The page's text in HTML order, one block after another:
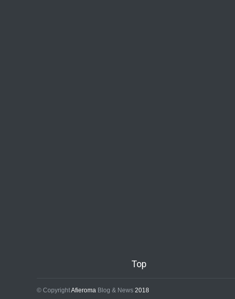
Top
© CopyrightAfieroma Blog & News 2018